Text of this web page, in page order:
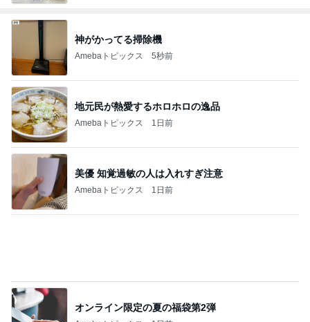
神がかってる掃除機
Amebaトピックス 5秒前
地元民が熱愛するホロホロの逸品
Amebaトピックス 1日前
美優 知覚過敏の人は入れすぎ注意
Amebaトピックス 1日前
オンライン限定の夏の福袋第2弾